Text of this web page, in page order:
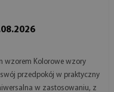
wzorem Kolorowe wzory
przedpokój w praktyczny
w zastosowaniu, z